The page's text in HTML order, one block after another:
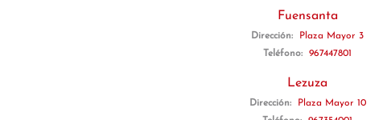
Fuensanta
Dirección:
Plaza Mayor 3
Teléfono:
967447801
Lezuza
Dirección:
Plaza Mayor 10